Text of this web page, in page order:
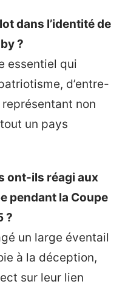
dans l’identité de
?
essentiel qui
d’entre-
représentant non
un pays
ont-ils réagi aux
pendant la Coupe
?
un large éventail
à la déception,
sur leur lien